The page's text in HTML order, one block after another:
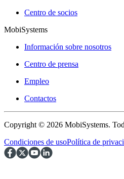
Centro de socios
MobiSystems
Información sobre nosotros
Centro de prensa
Empleo
Contactos
Copyright © 2026 MobiSystems.
Condiciones de usoPolítica de